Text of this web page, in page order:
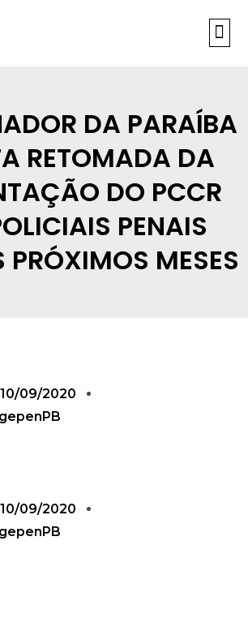
DA PARAÍBA
RETOMADA DA
DO PCCR
PENAIS
PRÓXIMOS MESES
10/09/2020
10/09/2020